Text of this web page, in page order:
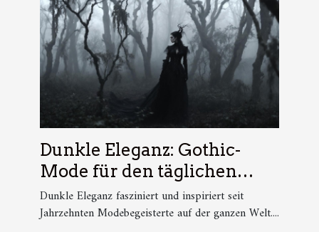
Dunkle Eleganz: Gothic-
Mode für den täglichen
Gebrauch
Dunkle Eleganz fasziniert und inspiriert seit
Jahrzehnten Modebegeisterte auf der ganzen Welt....